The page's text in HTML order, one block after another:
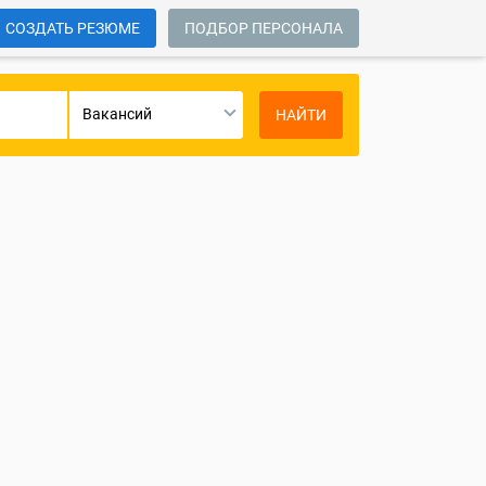
СОЗДАТЬ РЕЗЮМЕ ПОДБОР ПЕРСОНАЛА
Вакансий НАЙТИ